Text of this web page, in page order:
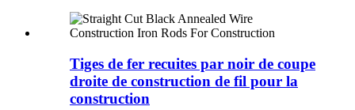
Tiges de fer recuites par noir de coupe
droite de construction de fil pour la
construction